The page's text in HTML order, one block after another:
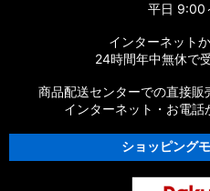
【シマノ】14エクスセンスBB［
【シマノ】13エクスセンスLB［
【シマノ】12エクスセンスCI4+
タムパーツ
平日 9:00
インターネット
24時間年中無休で
商品配送センターでの直接販
インターネット・お電話
ショッピング